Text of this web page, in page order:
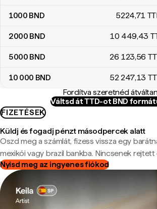
1000 BND 5224,71
2000 BND 10 449,43
5000 BND 26 123,56
10 000 BND 52 247,13
Fordítva szeretnéd
Váltsd át TTD-ot BND
FIZETÉSEK
Küldj és fogadj pénzt másodpercek alatt
Oszd meg a számlát, fizess vissza egy
mexikói vagy brazil bankba. Nincsenek rejtett
Nyisd meg az ingyenes fiókod